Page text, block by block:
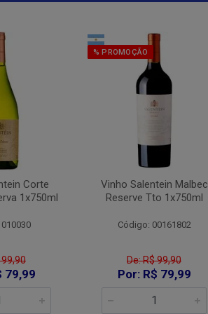
Corte
1x750ml
99,90
79,99
% PROMOÇÃO
Vinho Salentein Malbec
Reserve Tto 1x750ml
Código: 00161802
De: R$ 99,90
Por: R$ 79,99